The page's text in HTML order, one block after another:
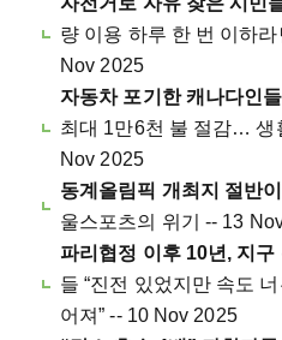
량 이용 하루 한 번 이하
Nov 2025
자동차 포기한 캐나다인
최대 1만6천 불 절감… 생
Nov 2025
동계올림픽 개최지 절반
울스포츠의 위기 -- 13
파리협정 이후 10년, 지구
들 “진전 있었지만 속도
어져” -- 10 Nov 2025